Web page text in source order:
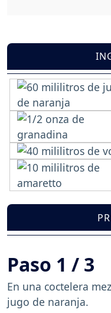
Paso 1 / 3
En una coctelera
jugo de naranja.